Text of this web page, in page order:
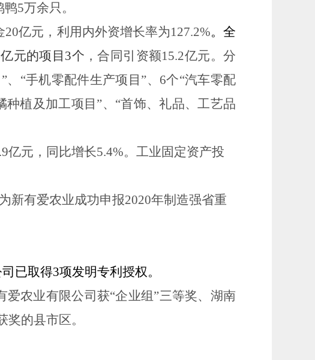
鸭5万余只。
20亿元，利用内外资增长率为127.2%。全
亿元的项目 3个 ，合同引资额15.2亿元。分
“手机零配件生产项目”、 6个“汽车零配
种植及加工项目”、“首饰、礼品、工艺品
亿元，同比增长5.4%。 工业固定资产投
为新有爱农业成功申报2020年制造强省重
已取得3项发明专利授权。
农业有限公司获“企业组”三等奖、湖南
奖的县市区。